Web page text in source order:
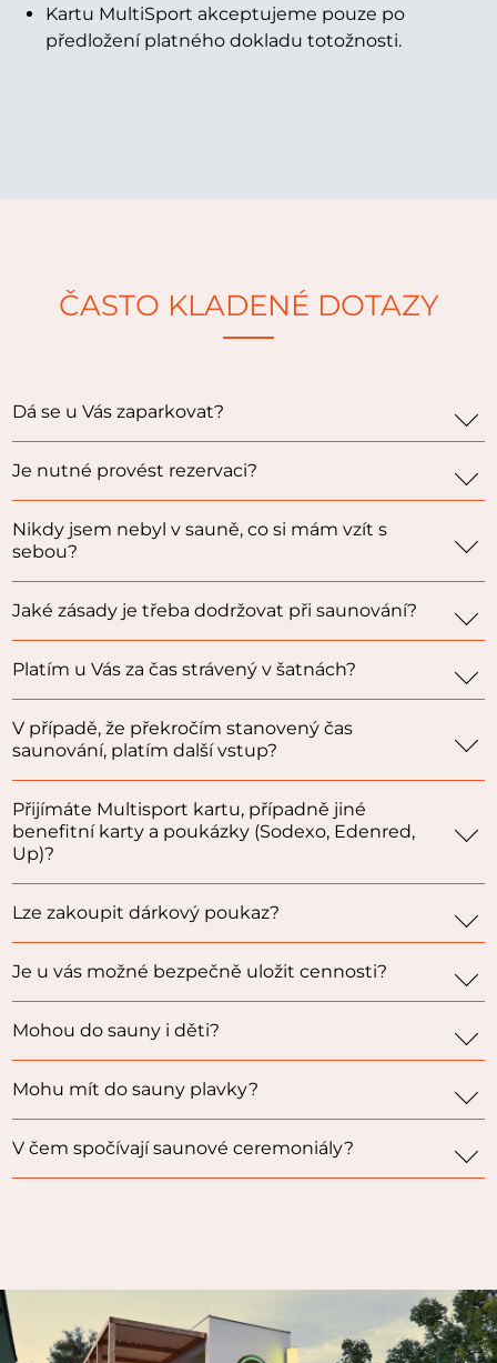
Kartu MultiSport akceptujeme pouze po
předložení platného dokladu totožnosti.
ČASTO KLADENÉ DOTAZY
Dá se u Vás zaparkovat?
Je nutné provést rezervaci?
Nikdy jsem nebyl v sauně, co si mám vzít s
sebou?
Jaké zásady je třeba dodržovat při saunování?
Platím u Vás za čas strávený v šatnách?
V případě, že překročím stanovený čas
saunování, platím další vstup?
Přijímáte Multisport kartu, případně jiné
benefitní karty a poukázky (Sodexo, Edenred,
Up)?
Lze zakoupit dárkový poukaz?
Je u vás možné bezpečně uložit cennosti?
Mohou do sauny i děti?
Mohu mít do sauny plavky?
V čem spočívají saunové ceremoniály?